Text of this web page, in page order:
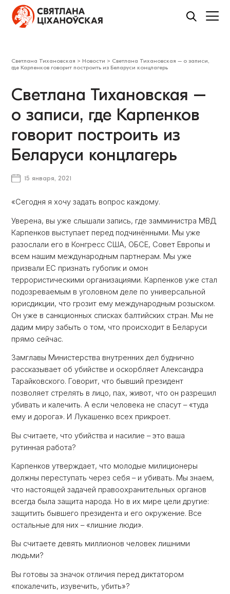
Светлана Тихановская > Новости > Светлана Тихановская – о записи,
где Карпенков говорит построить из Беларуси концлагерь
Светлана Тихановская –
о записи, где Карпенков
говорит построить из
Беларуси концлагерь
15 января, 2021
«Сегодня я хочу задать вопрос каждому.
Уверена, вы уже слышали запись, где замминистра МВД
Карпенков выступает перед подчинёнными. Мы уже
разослали его в Конгресс США, ОБСЕ, Совет Европы и
всем нашим международным партнерам. Мы уже
призвали ЕС признать губопик и омон
террористическими организациями. Карпенков уже стал
подозреваемым в уголовном деле по универсальной
юрисдикции, что грозит ему международным розыском.
Он уже в санкционных списках балтийских стран. Мы не
дадим миру забыть о том, что происходит в Беларуси
прямо сейчас.
Замглавы Министерства внутренних дел буднично
рассказывает об убийстве и оскорбляет Александра
Тарайковского. Говорит, что бывший президент
позволяет стрелять в лицо, пах, живот, что он разрешил
убивать и калечить. А если человека не спасут – «туда
ему и дорога». И Лукашенко всех прикроет.
Вы считаете, что убийства и насилие – это ваша
рутинная работа?
Карпенков утверждает, что молодые милиционеры
должны переступать через себя – и убивать. Мы знаем,
что настоящей задачей правоохранительных органов
всегда была защита народа. Но в их мире цели другие:
защитить бывшего президента и его окружение. Все
остальные для них – «лишние люди».
Вы считаете девять миллионов человек лишними
людьми?
Вы готовы за значок отличия перед диктатором
«покалечить, изувечить, убить»?